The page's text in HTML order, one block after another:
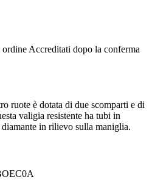
ordine Accreditati dopo la conferma
ruote è dotata di due scomparti e di
valigia resistente ha tubi in
in rilievo sulla maniglia.